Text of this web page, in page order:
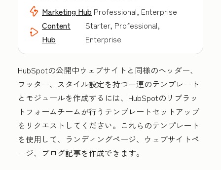
Marketing Hub Professional, Enterprise
Content
Hub
Starter, Professional,
Enterprise
HubSpotの公開中ウェブサイトと同様のヘッダー、
フッター、スタイル設定を持つ一連のテンプレート
とモジュールを作成するには、HubSpotのリプラッ
トフォームチームが行うテンプレートセットアップ
をリクエストしてください。これらのテンプレート
を使用して、ランディングページ、ウェブサイトペ
ージ、ブログ記事を作成できます。